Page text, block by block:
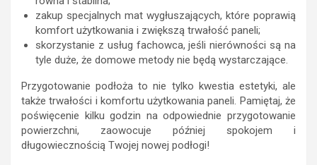
zakup specjalnych mat wygłuszających, które poprawią
komfort użytkowania i zwiększą trwałość paneli;
skorzystanie z usług fachowca, jeśli nierówności są na
tyle duże, że domowe metody nie będą wystarczające.
Przygotowanie podłoża to nie tylko kwestia estetyki, ale
także trwałości i komfortu użytkowania paneli. Pamiętaj, że
poświęcenie kilku godzin na odpowiednie przygotowanie
powierzchni, zaowocuje później spokojem i
długowiecznością Twojej nowej podłogi!